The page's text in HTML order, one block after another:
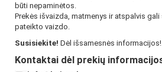
būti nepaminėtos.
Prekės išvaizda, matmenys ir atspalvis
pateikto vaizdo.
Susisiekite! Dėl išsamesnės informacijos!
Kontaktai dėl prekių